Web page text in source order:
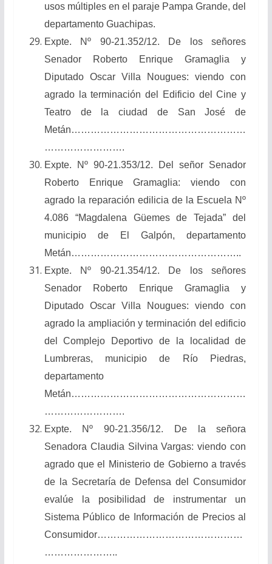
usos múltiples en el paraje Pampa Grande, del
departamento Guachipas.
Expte. Nº 90-21.352/12. De los señores
Senador Roberto Enrique Gramaglia y
Diputado Oscar Villa Nougues: viendo con
agrado la terminación del Edificio del Cine y
Teatro de la ciudad de San José de
Metán………………………………………………
…………………….
Expte. Nº 90-21.353/12. Del señor Senador
Roberto Enrique Gramaglia: viendo con
agrado la reparación edilicia de la Escuela Nº
4.086 “Magdalena Güemes de Tejada” del
municipio de El Galpón, departamento
Metán……………………………………………..
Expte. Nº 90-21.354/12. De los señores
Senador Roberto Enrique Gramaglia y
Diputado Oscar Villa Nougues: viendo con
agrado la ampliación y terminación del edificio
del Complejo Deportivo de la localidad de
Lumbreras, municipio de Río Piedras,
departamento
Metán………………………………………………
…………………….
Expte. Nº 90-21.356/12. De la señora
Senadora Claudia Silvina Vargas: viendo con
agrado que el Ministerio de Gobierno a través
de la Secretaría de Defensa del Consumidor
evalúe la posibilidad de instrumentar un
Sistema Público de Información de Precios al
Consumidor………………………………………
…………………..